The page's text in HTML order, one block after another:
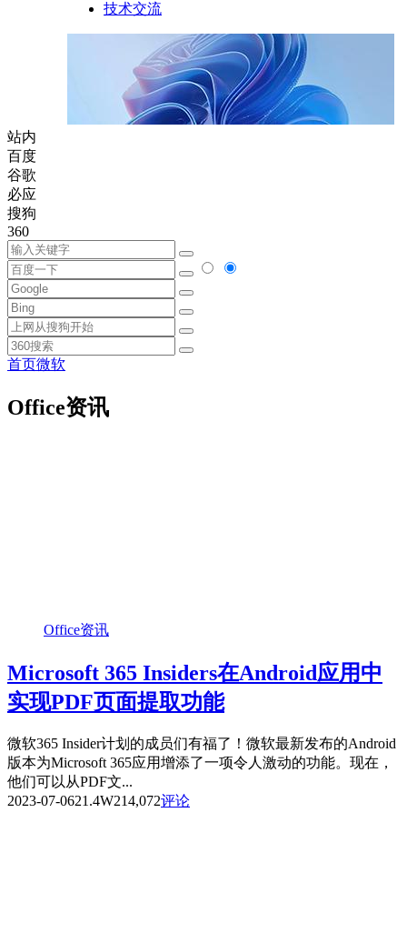
技术交流
站内
百度
谷歌
必应
搜狗
360
首页微软
Office资讯
Office资讯
Microsoft 365 Insiders在Android应用中
实现PDF页面提取功能
微软365 Insider计划的成员们有福了！微软最新发布的Android
版本为Microsoft 365应用增添了一项令人激动的功能。现在，
他们可以从PDF文...
2023-07-0621.4W214,072评论